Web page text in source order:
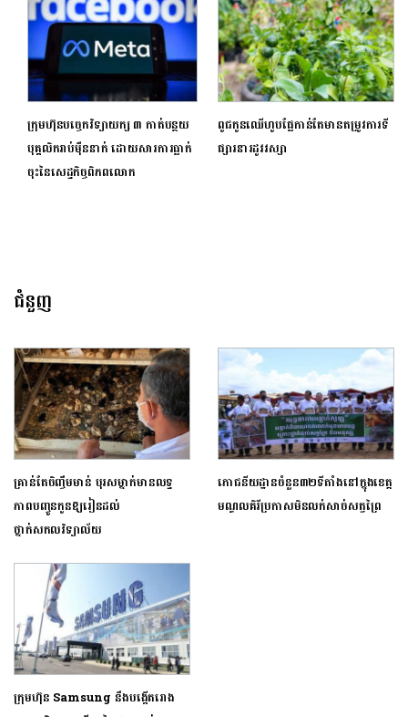
ក្រុមហ៊ុនបច្ចេកវិទ្យាយក្ស ៣ កាត់បន្ថយ
បុគ្គលិករាប់ម៉ឺននាក់ ដោយសារការធ្លាក់
ចុះនៃសេដ្ធកិច្ចពិភពលោក
ពូជកូនឈើហូបផ្លែកាន់តែមានតម្រូវការទី
ផ្សារនារដូវវស្សា
ជំនួញ
គ្រាន់តែចិញ្ចឹមមាន់ បុរសម្នាក់មានលទ្ធ
ភាពបញ្ចូនកូនឱ្យរៀនដល់
ថ្នាក់សកលវិទ្យាល័យ
ភោជនីយដ្ឋានចំនួន៣២ទីតាំងនៅក្នុងខេត្ត
មណ្ឌលគិរីប្រកាសមិនលក់សាច់សត្វព្រៃ
ក្រុមហ៊ុន Samsung នឹងបង្កើតរោង